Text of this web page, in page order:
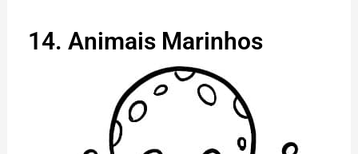
14. Animais Marinhos